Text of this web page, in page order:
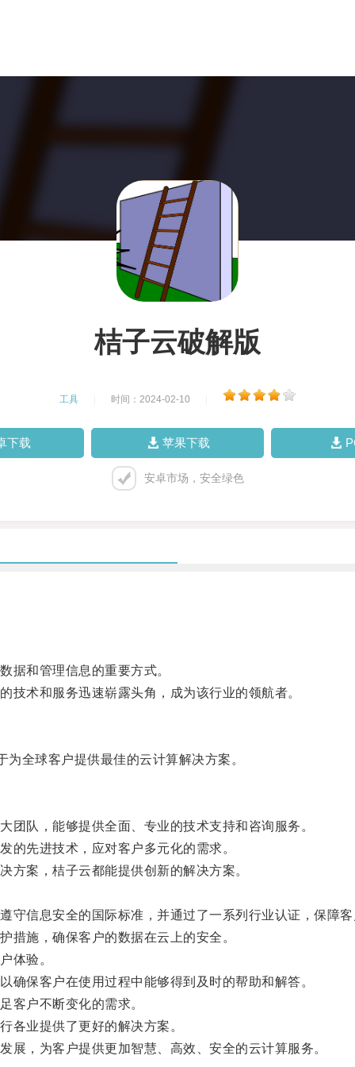
桔子云破解版
工具 时间：2024-02-10
下载 苹果下载
安卓市场，安全绿色
和管理信息的重要方式。
术和服务迅速崭露头角，成为该行业的领航者。
全球客户提供最佳的云计算解决方案。
队，能够提供全面、专业的技术支持和咨询服务。
先进技术，应对客户多元化的需求。
案，桔子云都能提供创新的解决方案。
信息安全的国际标准，并通过了一系列行业认证，保障客
施，确保客户的数据在云上的安全。
体验。
保客户在使用过程中能够得到及时的帮助和解答。
户不断变化的需求。
业提供了更好的解决方案。
，为客户提供更加智慧、高效、安全的云计算服务。